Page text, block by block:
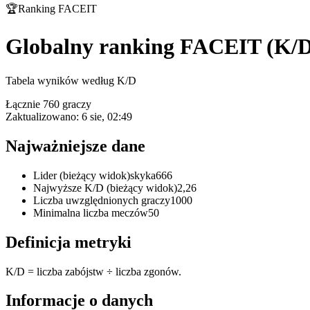
🏆Ranking FACEIT
Globalny ranking FACEIT (K/
Tabela wyników według K/D
Łącznie 760 graczy
Zaktualizowano: 6 sie, 02:49
Najważniejsze dane
Lider (bieżący widok)skyka666
Najwyższe K/D (bieżący widok)2,26
Liczba uwzględnionych graczy1000
Minimalna liczba meczów50
Definicja metryki
K/D = liczba zabójstw ÷ liczba zgonów.
Informacje o danych